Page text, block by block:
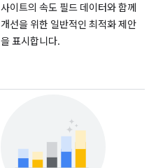
사이트의 속도 필드 데이터와 함께
개선을 위한 일반적인 최적화 제안
을 표시합니다.